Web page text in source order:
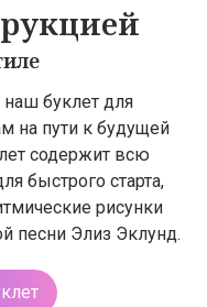
буклет для
на пути к будущей
содержит всю
быстрого старта,
рисунки
песни Элиз Эклунд.